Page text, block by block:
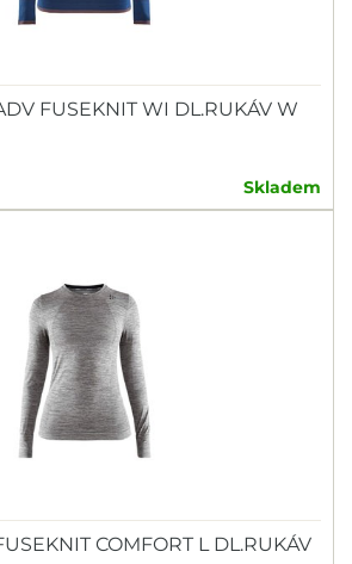
FUSEKNIT WI DL.RUKÁV W
Skladem
COMFORT L DL.RUKÁV